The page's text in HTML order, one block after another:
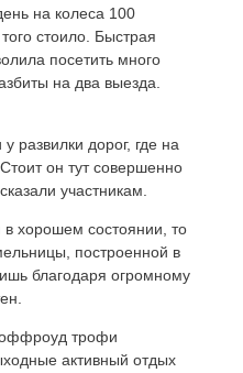
на колеса 100
стоило. Быстрая
посетить много
на два выезда.
развилки дорог, где на
он тут совершенно
участникам.
в хорошем состоянии, то
построенной в
благодаря огромному